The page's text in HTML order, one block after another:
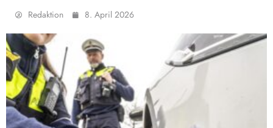
Redaktion 8. April 2026